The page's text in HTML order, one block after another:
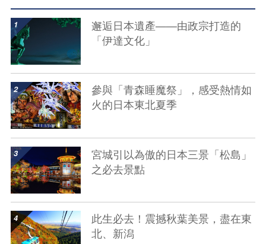
邂逅日本遺產——由政宗打造的
「伊達文化」
show details
參與「青森睡魔祭」，感受熱情如
火的日本東北夏季
show details
宮城引以為傲的日本三景「松島」
之必去景點
show details
此生必去！震撼秋葉美景，盡在東
北、新潟
show details